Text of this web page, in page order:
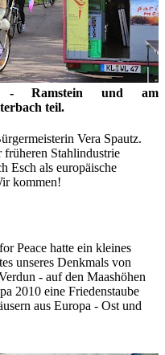
- Ramstein und am
teil.
Vera Spautz.
Stahlindustrie
Esch als europäische
kommen!
Peace hatte ein kleines
unseres Denkmals von
- auf den Maashöhen
2010 eine Friedenstaube
aus Europa - Ost und